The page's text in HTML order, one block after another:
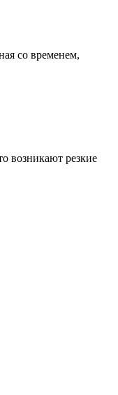
со временем,
возникают резкие